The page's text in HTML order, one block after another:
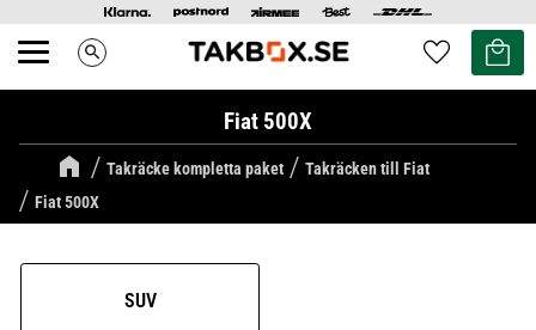
Meny search Favoriter
Kundvagn
Fiat 500X
Takräcke kompletta paket
Takräcken till Fiat
Fiat 500X
SUV